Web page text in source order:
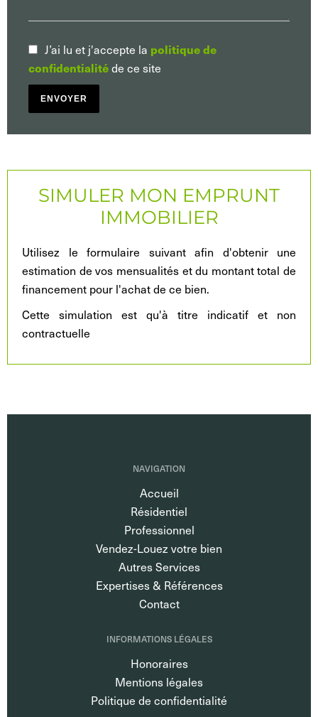
J’ai lu et j'accepte la politique de
confidentialitéde ce site
ENVOYER
SIMULER MON EMPRUNT
IMMOBILIER
Utilisez le formulaire suivant afin d'obtenir une
estimation de vos mensualités et du montant total de
financement pour l'achat de ce bien.
Cette simulation est qu'à titre indicatif et non
contractuelle
NAVIGATION
Accueil
Résidentiel
Professionnel
Vendez-Louez votre bien
Autres Services
Expertises & Références
Contact
INFORMATIONS LÉGALES
Honoraires
Mentions légales
Politique de confidentialité